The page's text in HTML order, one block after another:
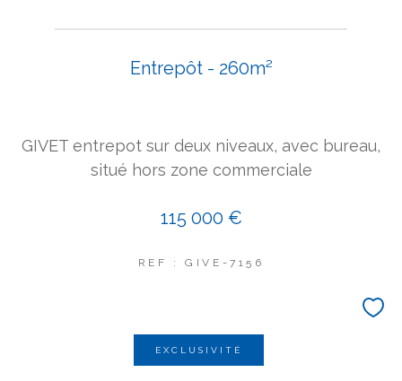
Entrepôt - 260m²
GIVET entrepot sur deux niveaux, avec bureau,
situé hors zone commerciale
115 000 €
REF : GIVE-7156
EXCLUSIVITÉ